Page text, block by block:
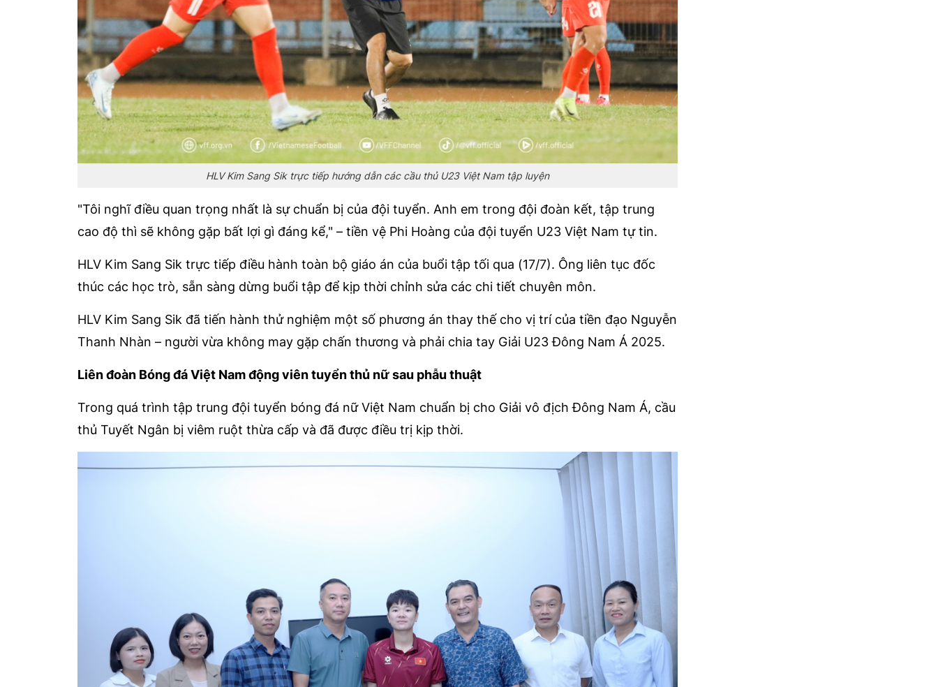
HLV Kim Sang Sik trực tiếp hướng dẫn các cầu thủ U23 Việt Nam tập luyện
"Tôi nghĩ điều quan trọng nhất là sự chuẩn bị của đội tuyển. Anh em trong đội đoàn kết, tập trung
cao độ thì sẽ không gặp bất lợi gì đáng kể," – tiền vệ Phi Hoàng của đội tuyển U23 Việt Nam tự tin.
HLV Kim Sang Sik trực tiếp điều hành toàn bộ giáo án của buổi tập tối qua (17/7). Ông liên tục đốc
thúc các học trò, sẵn sàng dừng buổi tập để kịp thời chỉnh sửa các chi tiết chuyên môn.
HLV Kim Sang Sik đã tiến hành thử nghiệm một số phương án thay thế cho vị trí của tiền đạo Nguyễn
Thanh Nhàn – người vừa không may gặp chấn thương và phải chia tay Giải U23 Đông Nam Á 2025.
Liên đoàn Bóng đá Việt Nam động viên tuyển thủ nữ sau phẫu thuật
Trong quá trình tập trung đội tuyển bóng đá nữ Việt Nam chuẩn bị cho Giải vô địch Đông Nam Á, cầu
thủ Tuyết Ngân bị viêm ruột thừa cấp và đã được điều trị kịp thời.